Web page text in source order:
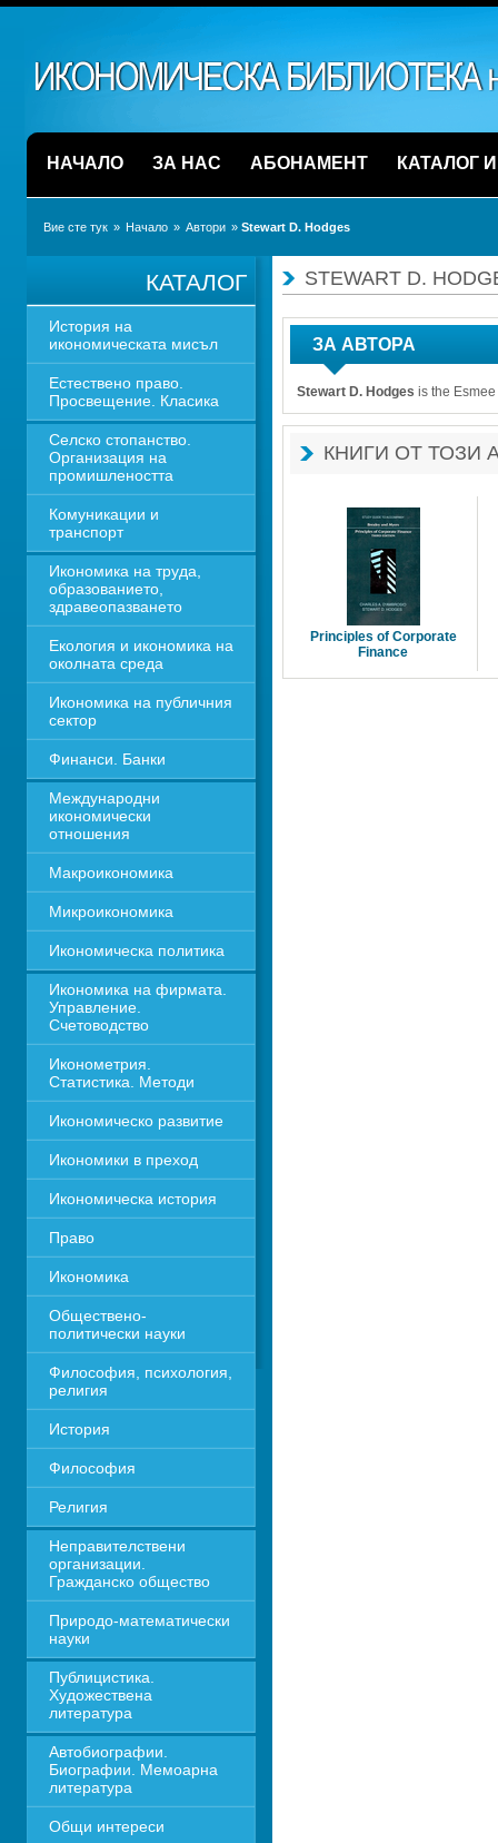
НАЧАЛО ЗА НАС АБОНАМЕНТ КАТАЛОГ
Вие сте тук » Начало » Автори » Stewart D. Hodges
КАТАЛОГ
История на
икономическата мисъл
Естествено право.
Просвещение. Класика
Селско стопанство.
Организация на
промишлеността
Комуникации и
транспорт
Икономика на труда,
образованието,
здравеопазването
Екология и икономика на
околната среда
Икономика на публичния
сектор
Финанси. Банки
Международни
икономически
отношения
Макроикономика
Микроикономика
Икономическа политика
Икономика на фирмата.
Управление.
Счетоводство
Иконометрия.
Статистика. Методи
Икономическо развитие
Икономики в преход
Икономическа история
Право
Икономика
Обществено-
политически науки
Философия, психология,
религия
История
Философия
Религия
Неправителствени
организации.
Гражданско общество
Природо-математически
науки
Публицистика.
Художествена
литература
Автобиографии.
Биографии. Мемоарна
литература
Общи интереси
STEWART D.
ЗА АВТОРА
Stewart D. Hodges is the
КНИГИ ОТ ТОЗИ
Principles of Corporate
Finance